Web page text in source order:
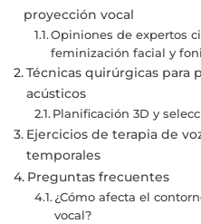
proyección vocal
Opiniones de expertos
feminización facial y
Técnicas quirúrgicas para
acústicos
Planificación 3D y
Ejercicios de terapia de
temporales
Preguntas frecuentes
¿Cómo afecta el
vocal?